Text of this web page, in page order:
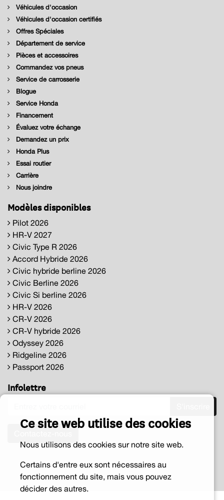
Véhicules d'occasion
Véhicules d'occasion certifiés
Offres Spéciales
Département de service
Pièces et accessoires
Commandez vos pneus
Service de carrosserie
Blogue
Service Honda
Financement
Évaluez votre échange
Demandez un prix
Honda Plus
Essai routier
Carrière
Nous joindre
Modèles disponibles
Pilot 2026
HR-V 2027
Civic Type R 2026
Accord Hybride 2026
Civic hybride berline 2026
Civic Berline 2026
Civic Si berline 2026
HR-V 2026
CR-V 2026
CR-V hybride 2026
Odyssey 2026
Ridgeline 2026
Passport 2026
Infolettre
Ce site web utilise des cookies
Nous utilisons des cookies sur notre site web.
Certains d'entre eux sont nécessaires au
fonctionnement du site, mais vous pouvez
décider des autres.